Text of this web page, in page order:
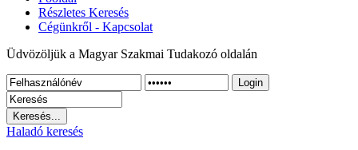
Részletes Keresés
Cégünkről - Kapcsolat
Üdvözöljük a Magyar Szakmai Tudakozó oldalán
Login
Haladó keresés